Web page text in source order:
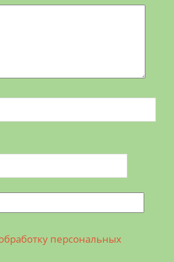
персональных